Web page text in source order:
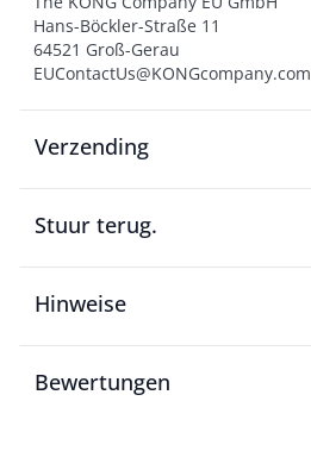
Hans-Böckler-Straße 11
64521 Groß-Gerau
EUContactUs@KONGcompany.com
Verzending
Stuur terug.
Hinweise
Bewertungen